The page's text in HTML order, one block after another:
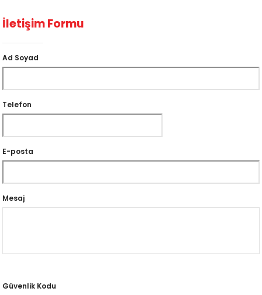
İletişim Formu
Ad Soyad
Telefon
E-posta
Mesaj
Güvenlik Kodu